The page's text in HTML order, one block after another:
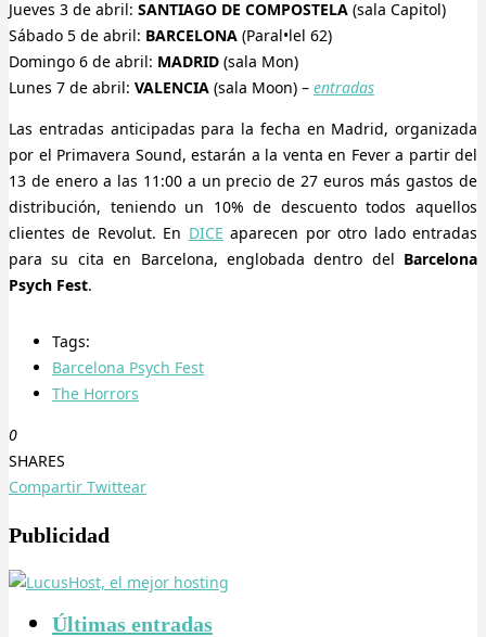
Jueves 3 de abril: SANTIAGO DE COMPOSTELA (sala Capitol)
Sábado 5 de abril: BARCELONA (Paral•lel 62)
Domingo 6 de abril: MADRID (sala Mon)
Lunes 7 de abril: VALENCIA (sala Moon) – entradas
Las entradas anticipadas para la fecha en Madrid, organizada
por el Primavera Sound, estarán a la venta en Fever a partir del
13 de enero a las 11:00 a un precio de 27 euros más gastos de
distribución, teniendo un 10% de descuento todos aquellos
clientes de Revolut. En DICE aparecen por otro lado entradas
para su cita en Barcelona, englobada dentro del Barcelona
Psych Fest.
Tags:
Barcelona Psych Fest
The Horrors
0
SHARES
Compartir Twittear
Publicidad
Últimas entradas